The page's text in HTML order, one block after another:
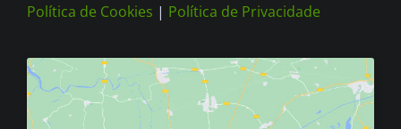
Política de Cookies | Política de Privacidade